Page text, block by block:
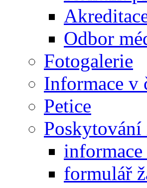
Odbor
Fotogalerie
Informace v
Petice
formulář